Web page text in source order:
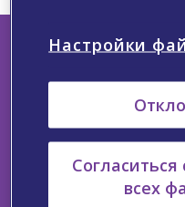
Свяжитесь с нами
Запрос
Политика
Настройки
всех